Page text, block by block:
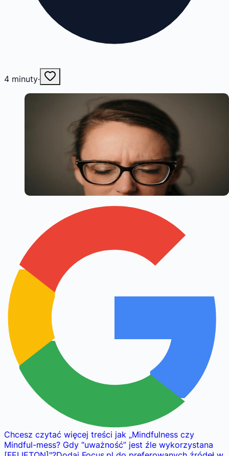
4 minuty·
Chcesz czytać więcej treści jak „Mindfulness czy
Mindful-mess? Gdy “uważność” jest źle wykorzystana